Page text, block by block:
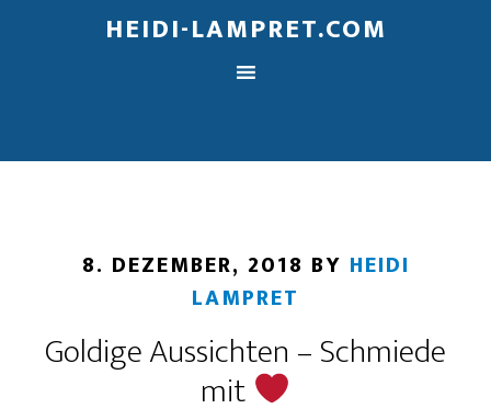
HEIDI-LAMPRET.COM
8. DEZEMBER, 2018 BY HEIDI
LAMPRET
Goldige Aussichten – Schmiede
mit